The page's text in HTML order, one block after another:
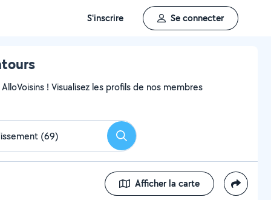
S'inscrire Se connecter
! Visualisez les profils de nos membres
Rechercher
Afficher la carte